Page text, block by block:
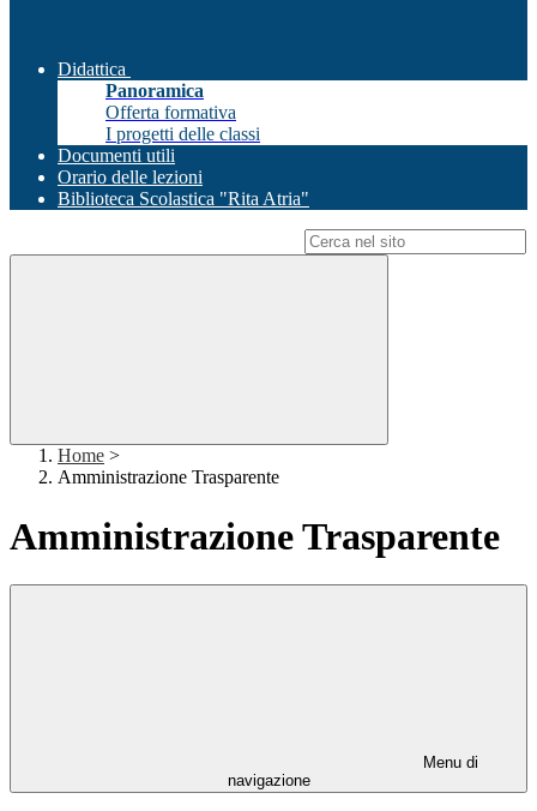
Didattica
Panoramica
Offerta formativa
I progetti delle classi
Documenti utili
Orario delle lezioni
Biblioteca Scolastica "Rita Atria"
Home >
Amministrazione Trasparente
Amministrazione Trasparente
Menu di
navigazione